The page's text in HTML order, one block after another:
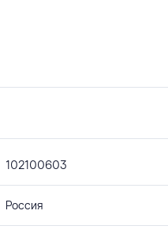
102100603
Россия